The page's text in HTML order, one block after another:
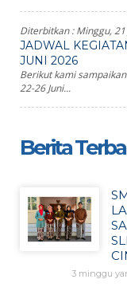
Diterbitkan :Minggu,
JADWAL
JUNI 2026
Berikut kami
22-26 Juni...
Berita
3 minggu